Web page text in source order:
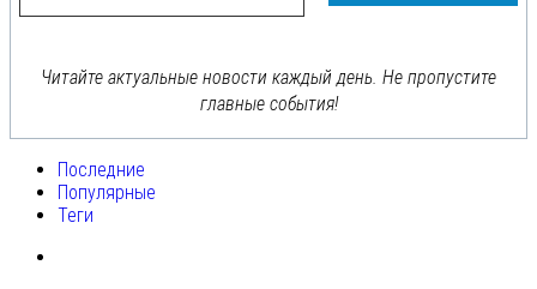
Читайте актуальные новости каждый день. Не пропустите
главные события!
Последние
Популярные
Теги